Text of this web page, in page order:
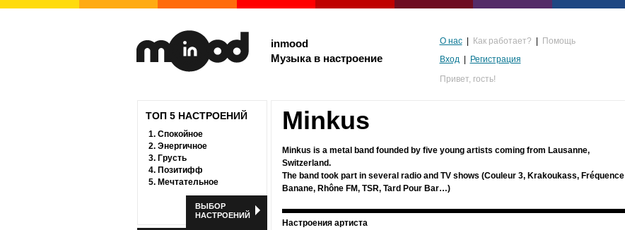
inmood
Музыка в настроение
О нас Как работает?
Помощь
Вход
Регистрация
Привет, гость!
ТОП 5 НАСТРОЕНИЙ
1. Спокойное
2. Энергичное
3. Грусть
4. Позитифф
5. Мечтательное
ВЫБОР
НАСТРОЕНИЙ
Minkus
Minkus is a metal band founded by five young artists coming from Lausanne,
Switzerland.
The band took part in several radio and TV shows (Couleur 3, Krakoukass, Fréquence
Banane, Rhône FM, TSR, Tard Pour Bar…)
Настроения артиста